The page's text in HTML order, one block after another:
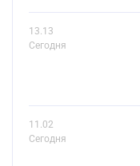
13.13
Сегодня
11.02
Сегодня